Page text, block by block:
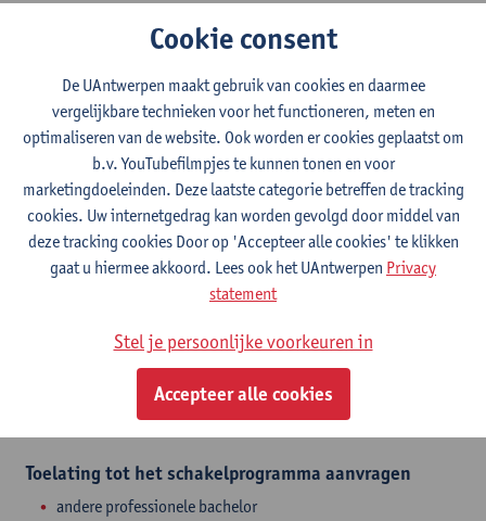
voorbereidingsprogramma
Rechtstreekse toelating tot het
voorbereidingsprogramma
academische bachelor in de chemie
Toelating tot de master naschakelprogramma
Rechtstreekse toelating tot het schakelprogramma:
professionele bachelor in de biomedische
laboratoriumtechnologie
professionele bachelor in de chemie (afstudeerrichting
Toelating tot het schakelprogramma aanvragen
andere professionele bachelor
Cookie consent
De UAntwerpen maakt gebruik van cookies en daarmee
vergelijkbare technieken voor het functioneren, meten en
optimaliseren van de website. Ook worden er cookies geplaatst om
b.v. YouTubefilmpjes te kunnen tonen en voor
marketingdoeleinden. Deze laatste categorie betreffen de tracking
cookies. Uw internetgedrag kan worden gevolgd door middel van
deze tracking cookies Door op 'Accepteer alle cookies' te klikken
gaat u hiermee akkoord. Lees ook het UAntwerpen Privacy
statement
Stel je persoonlijke voorkeuren in
Accepteer alle cookies